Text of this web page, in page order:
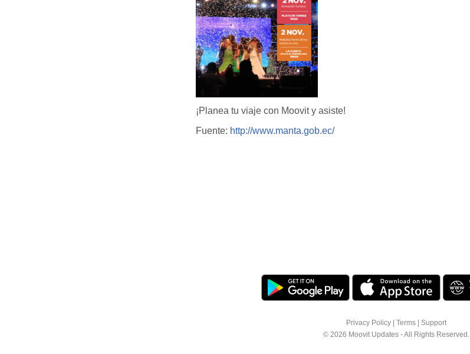
¡Planea tu viaje con Moovit y asiste!
Fuente: http://www.manta.gob.ec/
Privacy Policy Terms
Support
© 2026 Moovit Updates - All Rights Reserved.